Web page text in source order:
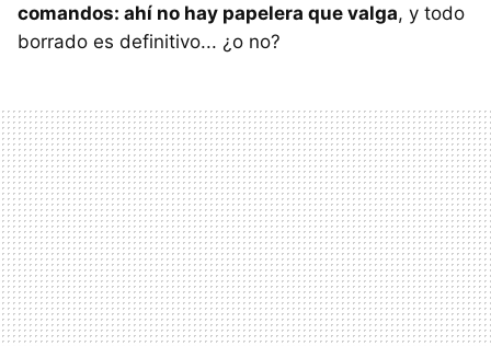
comandos: ahí no hay papelera que valga, y todo
borrado es definitivo... ¿o no?